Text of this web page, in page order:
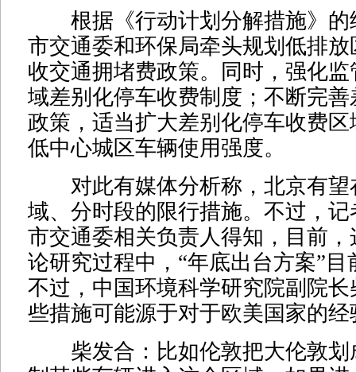
根据《行动计划分解措施》的
市交通委和环保局牵头规划低排
收交通拥堵费政策。同时，强化
域差别化停车收费制度；不断完
政策，适当扩大差别化停车收费
低中心城区车辆使用强度。
对此有媒体分析称，北京有望
域、分时段的限行措施。不过，
市交通委相关负责人得知，目前
论研究过程中，“年底出台方案”
不过，中国环境科学研究院副院
些措施可能源于对于欧美国家的经
柴发合：比如伦敦把大伦敦划